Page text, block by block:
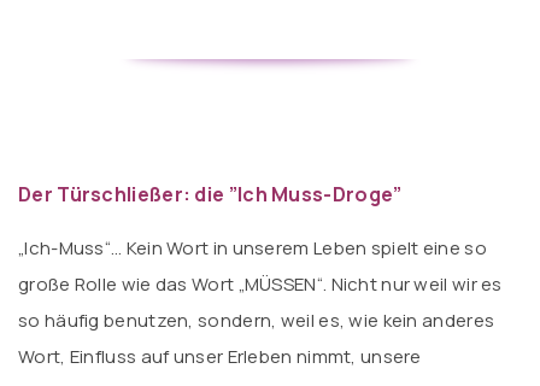
Der Türschließer: die ”Ich Muss-Droge”
„Ich-Muss“… Kein Wort in unserem Leben spielt eine so
große Rolle wie das Wort „MÜSSEN“. Nicht nur weil wir es
so häufig benutzen, sondern, weil es, wie kein anderes
Wort, Einfluss auf unser Erleben nimmt, unsere